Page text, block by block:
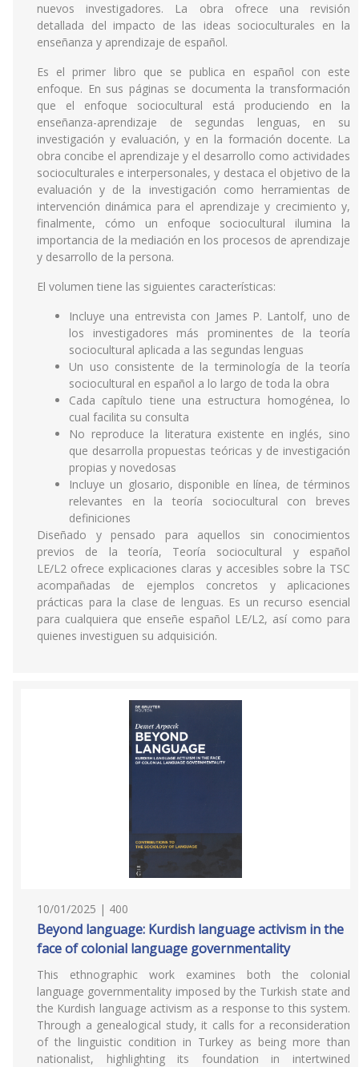
nuevos investigadores. La obra ofrece una revisión
detallada del impacto de las ideas socioculturales en la
enseñanza y aprendizaje de español.
Es el primer libro que se publica en español con este
enfoque. En sus páginas se documenta la transformación
que el enfoque sociocultural está produciendo en la
enseñanza-aprendizaje de segundas lenguas, en su
investigación y evaluación, y en la formación docente. La
obra concibe el aprendizaje y el desarrollo como actividades
socioculturales e interpersonales, y destaca el objetivo de la
evaluación y de la investigación como herramientas de
intervención dinámica para el aprendizaje y crecimiento y,
finalmente, cómo un enfoque sociocultural ilumina la
importancia de la mediación en los procesos de aprendizaje
y desarrollo de la persona.
El volumen tiene las siguientes características:
Incluye una entrevista con James P. Lantolf, uno de
los investigadores más prominentes de la teoría
sociocultural aplicada a las segundas lenguas
Un uso consistente de la terminología de la teoría
sociocultural en español a lo largo de toda la obra
Cada capítulo tiene una estructura homogénea, lo
cual facilita su consulta
No reproduce la literatura existente en inglés, sino
que desarrolla propuestas teóricas y de investigación
propias y novedosas
Incluye un glosario, disponible en línea, de términos
relevantes en la teoría sociocultural con breves
definiciones
Diseñado y pensado para aquellos sin conocimientos
previos de la teoría, Teoría sociocultural y español
LE/L2 ofrece explicaciones claras y accesibles sobre la TSC
acompañadas de ejemplos concretos y aplicaciones
prácticas para la clase de lenguas. Es un recurso esencial
para cualquiera que enseñe español LE/L2, así como para
quienes investiguen su adquisición.
10/01/2025 | 400
Beyond language: Kurdish language activism in the
face of colonial language governmentality
This ethnographic work examines both the colonial
language governmentality imposed by the Turkish state and
the Kurdish language activism as a response to this system.
Through a genealogical study, it calls for a reconsideration
of the linguistic condition in Turkey as being more than
nationalist, highlighting its foundation in intertwined